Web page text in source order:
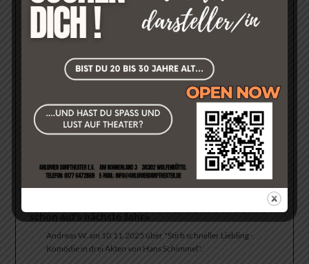
B. Witze gemacht werden oder auch beim "Gang
slang" von Jaqueline.«
Komödie in drei Akten von Winnie Abel".
»Super schöne Vorstellung. Tolle Leistung. Ich
komme wieder«
Kornelia R. am 16.11.2025 über "Stirb schneller Liebling -
Komödie in drei Akten von Hans Schimmel".
»Wir haben uns sehr gut unterhalten gefühlt und
waren echt begeistert, auch des ganze Drumherum,
wir freuen uns
schon auf‘s nächste Jahr.«
Andreas W. am 10.11.2025 über "Stirb schneller Liebling -
Komödie in drei Akten von Hans Schimmel".